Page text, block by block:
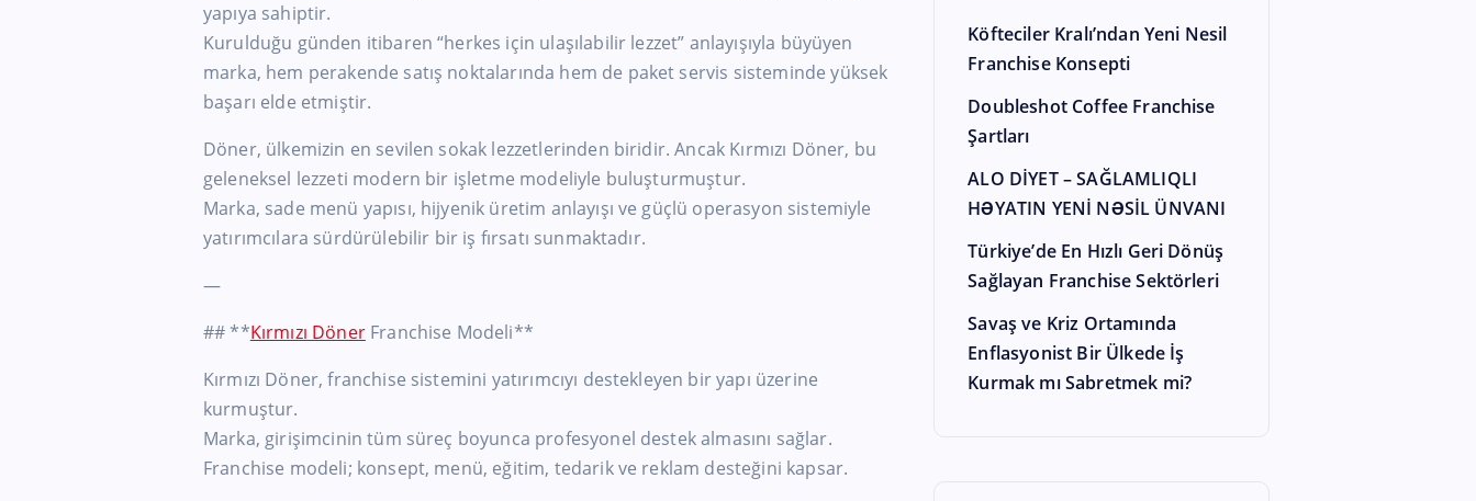
yapıya sahiptir.
Kurulduğu günden itibaren “herkes için ulaşılabilir lezzet” anlayışıyla büyüyen
marka, hem perakende satış noktalarında hem de paket servis sisteminde yüksek
başarı elde etmiştir.
Döner, ülkemizin en sevilen sokak lezzetlerinden biridir. Ancak Kırmızı Döner, bu
geleneksel lezzeti modern bir işletme modeliyle buluşturmuştur.
Marka, sade menü yapısı, hijyenik üretim anlayışı ve güçlü operasyon sistemiyle
yatırımcılara sürdürülebilir bir iş fırsatı sunmaktadır.
—
## **Kırmızı DönerFranchise Modeli**
Kırmızı Döner, franchise sistemini yatırımcıyı destekleyen bir yapı üzerine
kurmuştur.
Marka, girişimcinin tüm süreç boyunca profesyonel destek almasını sağlar.
Franchise modeli; konsept, menü, eğitim, tedarik ve reklam desteğini kapsar.
Köfteciler Kralı’ndan Yeni Nesil
Franchise Konsepti
Doubleshot Coffee Franchise
Şartları
ALO DİYET – SAĞLAMLIQLI
HƏYATIN YENİ NƏSİL ÜNVANI
Türkiye’de En Hızlı Geri Dönüş
Sağlayan Franchise Sektörleri
Savaş ve Kriz Ortamında
Enflasyonist Bir Ülkede İş
Kurmak mı Sabretmek mi?